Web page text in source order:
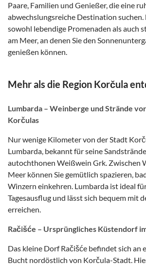
Paare, Familien und Genießer, die eine
abwechslungsreiche Destination suchen.
sowohl lebendige Promenaden als auch
am Meer, an denen Sie den
genießen können.
Mehr als die Region Korčula
Lumbarda – Weinberge und Strände
Korčulas
Nur wenige Kilometer von der Stadt
Lumbarda, bekannt für seine
autochthonen Weißwein Grk. Zwischen
Meer können Sie gemütlich spazieren,
Winzern einkehren. Lumbarda ist ideal
Tagesausflug und lässt sich bequem mit
erreichen.
Račišće – Ursprüngliches Küstendorf
Das kleine Dorf Račišće befindet sich an
Bucht nordöstlich von Korčula-Stadt.